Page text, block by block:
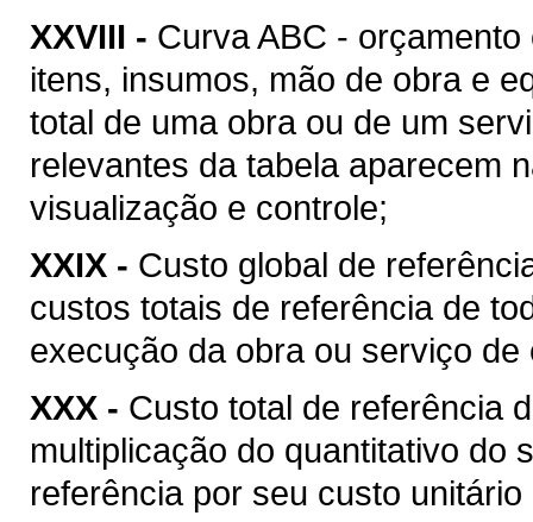
XXVIII - Curva ABC -
itens, insumos, mão de obra e
total de uma obra ou de um
relevantes da tabela aparecem
visualização e controle;
XXIX - Custo global de
custos totais de referência de
execução da obra ou serviço
XXX - Custo total de referência
multiplicação do quantitativo do
referência por seu custo